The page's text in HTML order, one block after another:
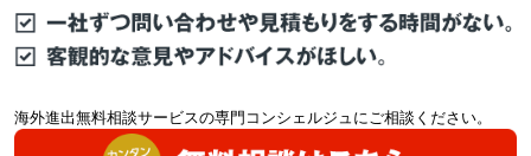
海外進出無料相談サービスの専門コンシェルジュにご相談ください。